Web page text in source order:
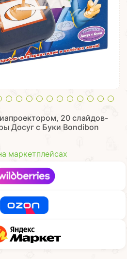
20 слайдов-
Досуг с Буки Bondibon
маркетплейсах